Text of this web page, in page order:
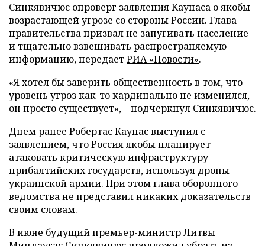
Синкявичюс опроверг заявления Каунаса о якобы
возрастающей угрозе со стороны России. Глава
правительства призвал не запугивать население
и тщательно взвешивать распространяемую
информацию, передаетРИА «Новости».
«Я хотел бы заверить общественность в том, что
уровень угроз как-то кардинально не изменился,
он просто существует», – подчеркнул Синкявичюс.
Днем ранее Робертас Каунас выступил с
заявлением, что Россия якобы планирует
атаковать критическую инфраструктуру
прибалтийских государств, используя дроны
украинской армии. При этом глава оборонного
ведомства не представил никаких доказательств
своим словам.
В июне будущий премьер-министр Литвы